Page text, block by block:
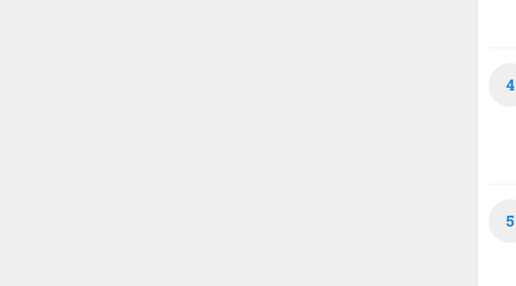
4
5